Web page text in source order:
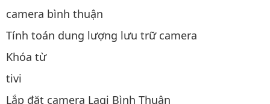
camera bình thuận
Tính toán dung lượng lưu trữ camera
Khóa từ
tivi
Lắp đặt camera Lagi Bình Thuận